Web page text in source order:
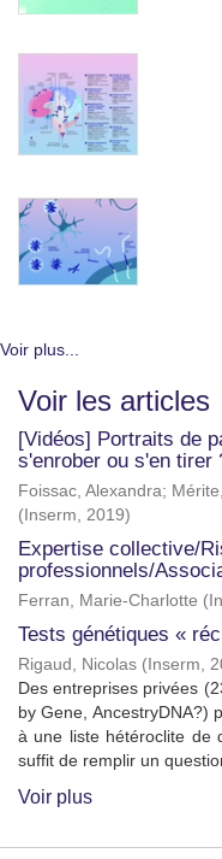
Voir plus...
Voir les articles
[Vidéos] Portraits de
s'enrober ou s'en tirer
Foissac, Alexandra;
( Inserm, 2019)
Expertise collective/
professionnels/
Ferran, Marie-Charlotte (
Tests génétiques «
Rigaud, Nicolas ( Inserm,
Des entreprises privées
by Gene, AncestryDNA?)
à une liste hétéroclite de
suffit de remplir un
Voir plus